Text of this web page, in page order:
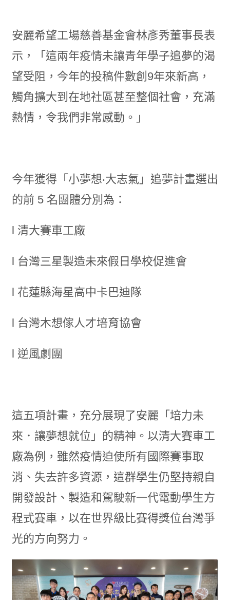
安麗希望工場慈善基金會林彥秀董事長表
示，「這兩年疫情未讓青年學子追夢的渴
望受阻，今年的投稿件數創9年來新高，
觸角擴大到在地社區甚至整個社會，充滿
熱情，令我們非常感動。」
今年獲得「小夢想‧大志氣」追夢計畫選出
的前 5 名團體分別為：
l 清大賽車工廠
l 台灣三星製造未來假日學校促進會
l 花蓮縣海星高中卡巴迪隊
l 台灣木想傢人才培育協會
l 逆風劇團
這五項計畫，充分展現了安麗「培力未
來．讓夢想就位」的精神。以清大賽車工
廠為例，雖然疫情迫使所有國際賽事取
消、失去許多資源，這群學生仍堅持親自
開發設計、製造和駕駛新一代電動學生方
程式賽車，以在世界級比賽得獎位台灣爭
光的方向努力。